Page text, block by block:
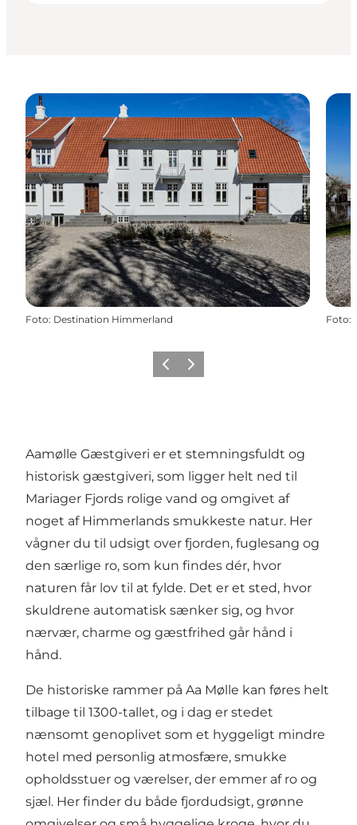
Foto: Destination Himmerland Foto:
ForrigeNæste
Aamølle Gæstgiveri er et stemningsfuldt og
historisk gæstgiveri, som ligger helt ned til
Mariager Fjords rolige vand og omgivet af
noget af Himmerlands smukkeste natur. Her
vågner du til udsigt over fjorden, fuglesang og
den særlige ro, som kun findes dér, hvor
naturen får lov til at fylde. Det er et sted, hvor
skuldrene automatisk sænker sig, og hvor
nærvær, charme og gæstfrihed går hånd i
hånd.
De historiske rammer på Aa Mølle kan føres helt
tilbage til 1300-tallet, og i dag er stedet
nænsomt genoplivet som et hyggeligt mindre
hotel med personlig atmosfære, smukke
opholdsstuer og værelser, der emmer af ro og
sjæl. Her finder du både fjordudsigt, grønne